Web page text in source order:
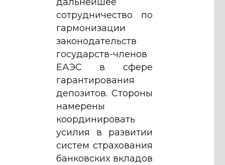
сотрудничество по
гармонизации
законодательств
государств-членов
ЕАЭС в сфере
гарантирования
депозитов. Стороны
намерены
координировать
усилия в развитии
систем страхования
банковских вкладов